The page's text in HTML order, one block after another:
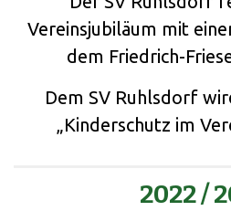
Vereinsjubiläum mit
dem Friedrich-
Dem SV Ruhlsdorf
„Kinderschutz im
2022 /